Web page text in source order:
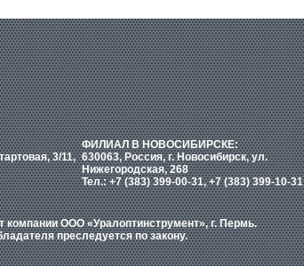
3/11,
ФИЛИАЛ В НОВОСИБИРСКЕ:
630063, Россия, г. Новосибирск, ул.
Нижегородская, 268
Тел.: +7 (383) 399-00-31, +7 (383) 399-10-31
ООО «Уралоптинструмент», г. Пермь.
преследуется по закону.